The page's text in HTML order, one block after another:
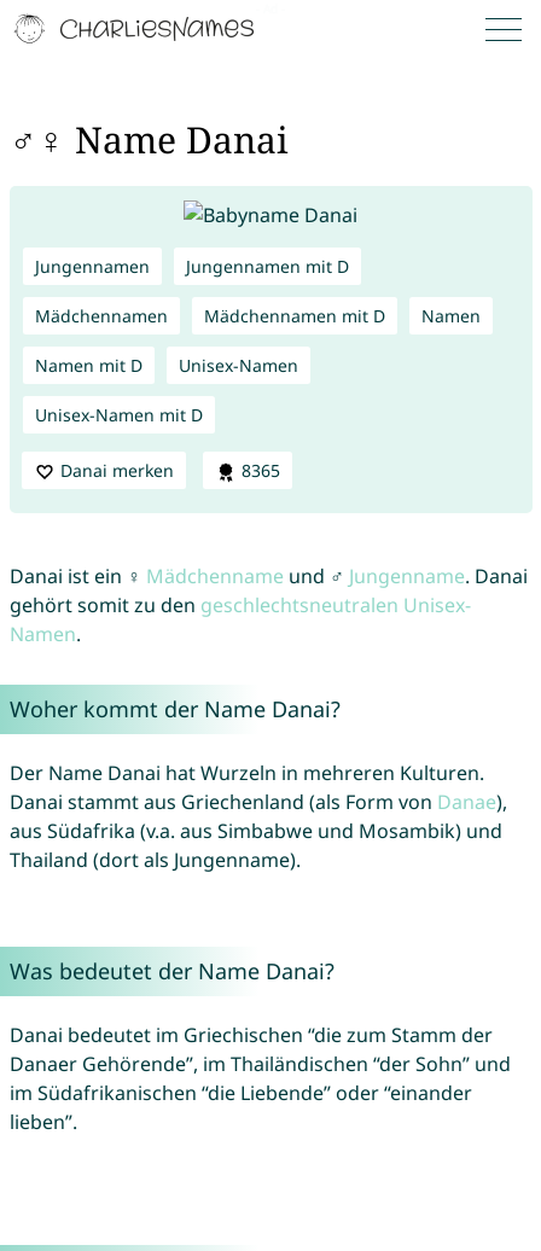
♂♀ Name Danai
Jungennamen Jungennamen mit D
Mädchennamen Mädchennamen mit D Namen
Namen mit D Unisex-Namen
Unisex-Namen mit D
Danai merken 8365
Danai ist ein ♀ Mädchenname und ♂ Jungenname. Danai
gehört somit zu den geschlechtsneutralen Unisex-
Namen.
Woher kommt der Name Danai?
Der Name Danai hat Wurzeln in mehreren Kulturen.
Danai stammt aus Griechenland (als Form von Danae),
aus Südafrika (v.a. aus Simbabwe und Mosambik) und
Thailand (dort als Jungenname).
Was bedeutet der Name Danai?
Danai bedeutet im Griechischen “die zum Stamm der
Danaer Gehörende”, im Thailändischen “der Sohn” und
im Südafrikanischen “die Liebende” oder “einander
lieben”.